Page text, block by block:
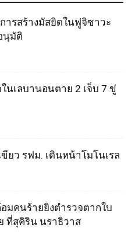
รสร้างมัสยิดในฟูจิซาวะ
นุมัติ
นเลบานอนตาย 2 เจ็บ 7 ขู่
ยว รฟม. เดินหน้าโมโนเรล
มคนร้ายยิงตำรวจตากใบ
ที่สุคิริน นราธิวาส